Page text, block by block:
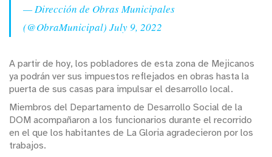
— Dirección de Obras Municipales
(@ObraMunicipal) July 9, 2022
A partir de hoy, los pobladores de esta zona de Mejicanos
ya podrán ver sus impuestos reflejados en obras hasta la
puerta de sus casas para impulsar el desarrollo local.
Miembros del Departamento de Desarrollo Social de la
DOM acompañaron a los funcionarios durante el recorrido
en el que los habitantes de La Gloria agradecieron por los
trabajos.